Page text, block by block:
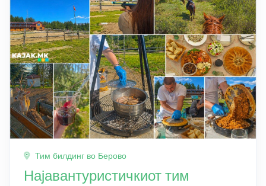
Тим билдинг во Берово
Најавантуристичкиот тим